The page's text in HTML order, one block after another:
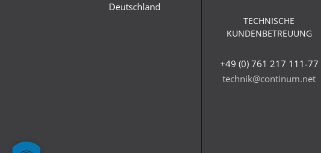
Deutschland
TECHNISCHE
KUNDENBETREUUNG
+49 (0) 761 217 111-77
technik@continum.net